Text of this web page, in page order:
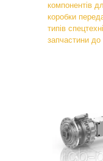
компонентів
коробки
типів
запчастини до